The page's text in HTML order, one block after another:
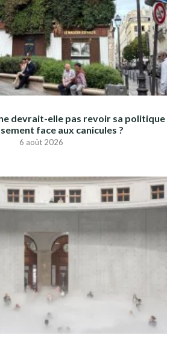
devrait-elle pas revoir sa politique
face aux canicules ?
6 août 2026